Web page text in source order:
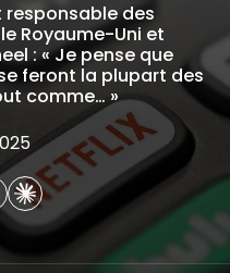
responsable des
Royaume-Uni et
: « Je pense que
feront la plupart des
comme… »